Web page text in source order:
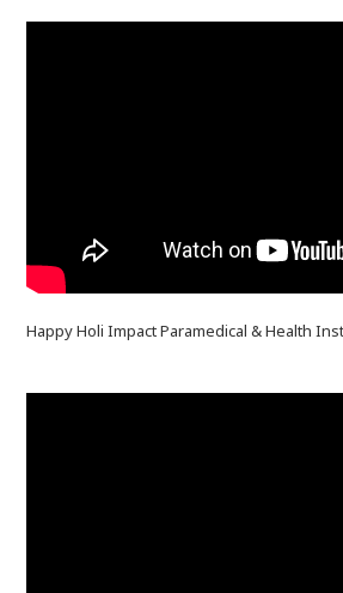
Happy Holi Impact Paramedical & Health